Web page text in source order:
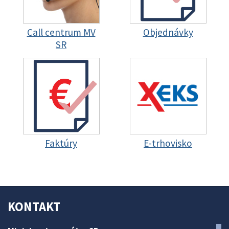
Call centrum MV
SR
Objednávky
Faktúry E-trhovisko
KONTAKT